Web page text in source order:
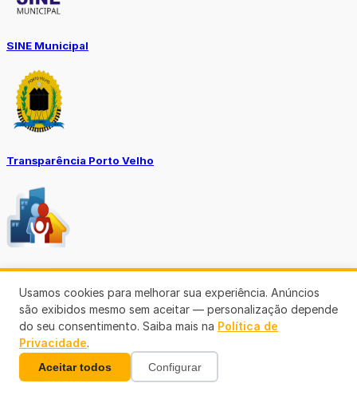
SINE Municipal
Transparência Porto Velho
(69)3901-3176
Usamos cookies para melhorar sua experiência. Anúncios
são exibidos mesmo sem aceitar — personalização depende
do seu consentimento. Saiba mais na Política de
Privacidade.
Aceitar todos Configurar